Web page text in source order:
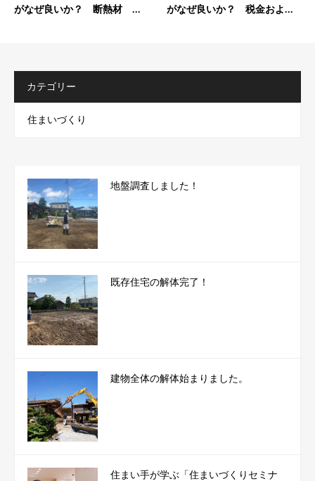
がなぜ良いか？ 断熱材 ...
がなぜ良いか？ 税金およ...
カテゴリー
住まいづくり
地盤調査しました！
既存住宅の解体完了！
建物全体の解体始まりました。
住まい手が学ぶ「住まいづくりセミナ